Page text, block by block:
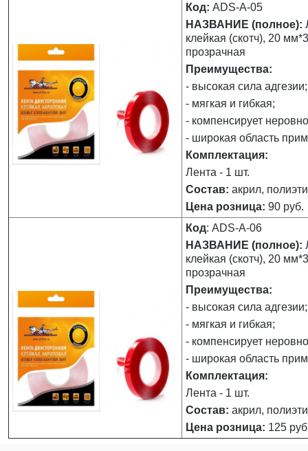
Код: ADS-А-05
НАЗВАНИЕ (полное):
клейкая (скотч), 20
прозрачная
Преимущества:
- высокая сила адгезии;
- мягкая и гибкая;
- компенсирует
- широкая область
Комплектация:
Лента - 1 шт.
Состав: акрил,
Цена розница: 90 руб.
Код: ADS-А-06
НАЗВАНИЕ (полное):
клейкая (скотч), 20
прозрачная
Преимущества:
- высокая сила адгезии;
- мягкая и гибкая;
- компенсирует
- широкая область
Комплектация:
Лента - 1 шт.
Состав: акрил,
Цена розница: 125